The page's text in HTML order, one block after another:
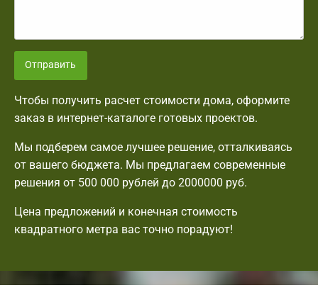
Отправить
Чтобы получить расчет стоимости дома, оформите
заказ в интернет-каталоге готовых проектов.
Мы подберем самое лучшее решение, отталкиваясь
от вашего бюджета. Мы предлагаем современные
решения от 500 000 рублей до 2000000 руб.
Цена предложений и конечная стоимость
квадратного метра вас точно порадуют!